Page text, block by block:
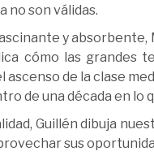
no son válidas.
y absorbente,
cómo las grandes
de la clase
de una década en lo
Guillén dibuja
sus